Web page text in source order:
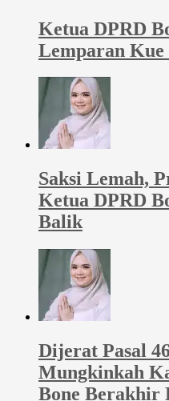
Ketua DPRD
Lemparan Kue
Saksi Lemah,
Ketua DPRD
Balik
Dijerat Pasal
Mungkinkah
Bone Berakhir